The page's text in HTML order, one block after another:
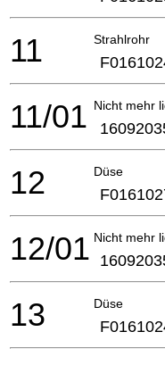
Strahlrohr
11
Nicht mehr
11/01
Düse
12
Nicht mehr
12/01
Düse
13